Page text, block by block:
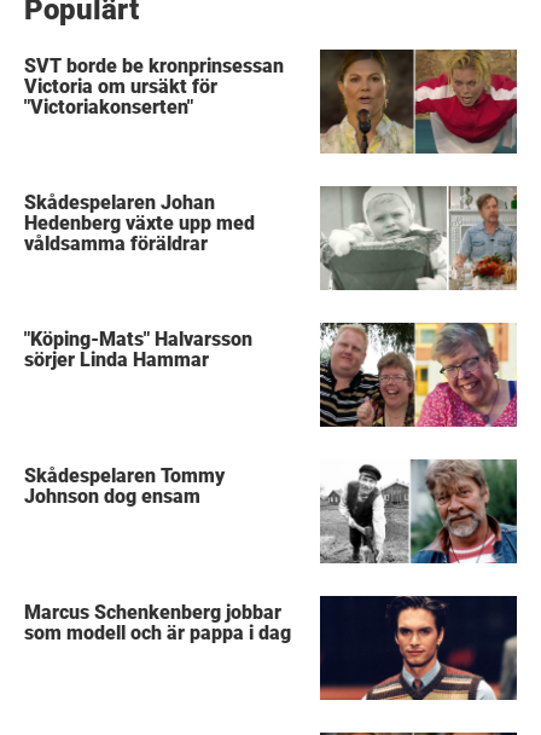
Populärt
SVT borde be kronprinsessan
Victoria om ursäkt för
"Victoriakonserten"
Skådespelaren Johan
Hedenberg växte upp med
våldsamma föräldrar
"Köping-Mats" Halvarsson
sörjer Linda Hammar
Skådespelaren Tommy
Johnson dog ensam
Marcus Schenkenberg jobbar
som modell och är pappa i dag